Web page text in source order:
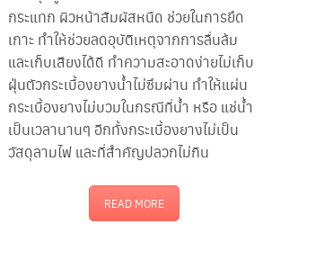
กระแทก ผิวหน้าสัมผัสหนืด ช่วยในการยึด
เกาะ ทำให้ช่วยลดอุบัติเหตุจากการลื่นล้ม
และเก็บเสียงได้ดี ทำความสะอาดง่ายไม่เก็บ
ฝุ่นตัวกระเบื้องยางน้ำไม่ซึมผ่าน ทำให้แผ่น
กระเบื้องยางไม่บวมในกรณีที่น้ำ หรือ แช่น้ำ
เป็นเวลานานๆ อีกทั้งกระเบื้องยางไม่เป็น
วัสดุลามไฟ และที่สำคัญปลวกไม่กิน
READ MORE